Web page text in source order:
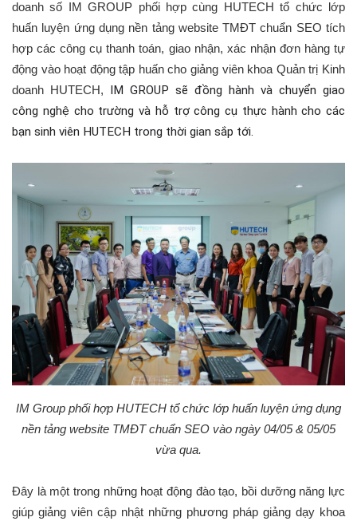
doanh số IM GROUP phối hợp cùng HUTECH tổ chức lớp
huấn luyện ứng dụng nền tảng website TMĐT chuẩn SEO tích
hợp các công cụ thanh toán, giao nhận, xác nhận đơn hàng tự
động vào hoạt động tập huấn cho giảng viên khoa Quản trị Kinh
doanh HUTECH, IM GROUP sẽ đồng hành và chuyển giao
công nghệ cho trường và hỗ trợ công cụ thực hành cho các
bạn sinh viên HUTECH trong thời gian sắp tới.
IM Group phối hợp HUTECH tổ chức lớp huấn luyện ứng dụng
nền tảng website TMĐT chuẩn SEO vào ngày 04/05 & 05/05
vừa qua.
Đây là một trong những hoạt động đào tạo, bồi dưỡng năng lực
giúp giảng viên cập nhật những phương pháp giảng dạy khoa